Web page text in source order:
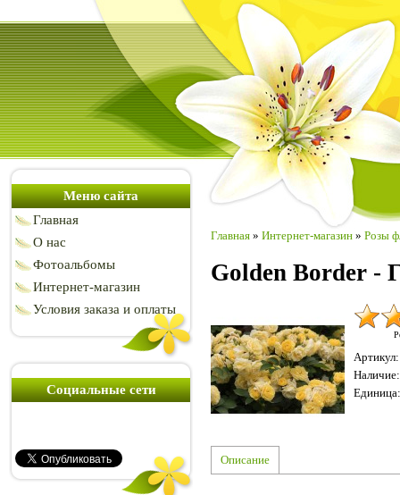
Меню сайта
Главная
О нас
Фотоальбомы
Интернет-магазин
Условия заказа и оплаты
Социальные сети
Главная » Интернет-магазин » Розы
Golden Border -
Артикул:
Наличие:
Единица:
Описание